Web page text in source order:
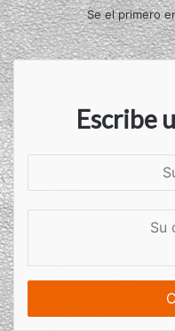
Se el primero
Escribe